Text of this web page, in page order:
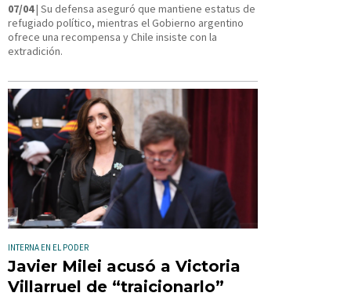
07/04| Su defensa aseguró que mantiene estatus de
refugiado político, mientras el Gobierno argentino
ofrece una recompensa y Chile insiste con la
extradición.
INTERNA EN EL PODER
Javier Milei acusó a Victoria
Villarruel de “traicionarlo”